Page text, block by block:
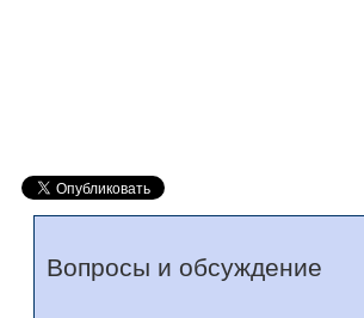
Вопросы и обсуждение